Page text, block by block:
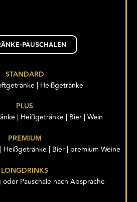
PAUSCHALEN
STANDARD
| Heißgetränke
PLUS
| Heißgetränke | Bier | Wein
PREMIUM
Heißgetränke | Bier | premium Weine
LONGDRINKS
Pauschale nach Absprache